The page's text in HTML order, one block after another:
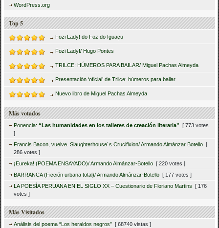
WordPress.org
Top 5
Fozi Lady! do Foz do Iguaçu
Fozi Lady!/ Hugo Pontes
TRILCE: HÚMEROS PARA BAILAR/ Miguel Pachas Almeyda
Presentación ‘oficial’ de Trilce: húmeros para bailar
Nuevo libro de Miguel Pachas Almeyda
Más votados
Ponencia:“Las humanidades en los talleres de creación literaria”
[ 773 votes
]
Francis Bacon, vuelve. Slaughterhouse´s Crucifixion/ Armando Almánzar Botello [
286 votes ]
¡Eureka! (POEMA ENSAYADO)/ Armando Almánzar-Botello [ 220 votes ]
BARRANCA (Ficción urbana total)/ Armando Almánzar-Botello [ 177 votes ]
LA POESÍA PERUANA EN EL SIGLO XX – Cuestionario de Floriano Martins
[ 176
votes ]
Más Visitados
Análisis del poema “Los heraldos negros” [ 68740 vistas ]